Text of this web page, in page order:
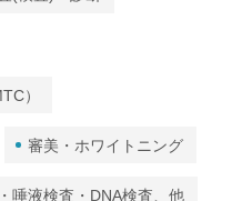
）
審美・ホワイトニング
唾液検査・DNA検査、他